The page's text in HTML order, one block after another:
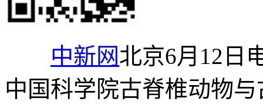
中新网北京6月12日
中国科学院古脊椎动物